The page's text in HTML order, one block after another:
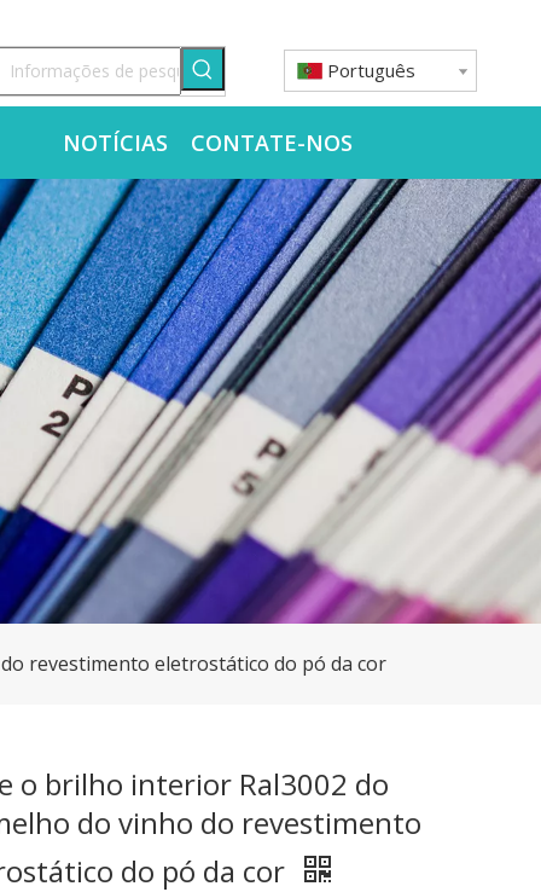
Português
NOTÍCIAS CONTATE-NOS
revestimento eletrostático do pó da cor
o brilho interior Ral3002 do
do vinho do revestimento
do pó da cor